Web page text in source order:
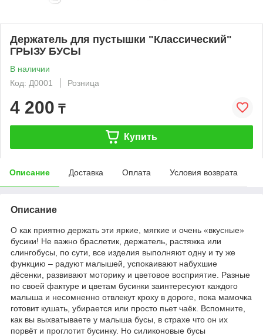
Держатель для пустышки "Классический"
ГРЫЗУ БУСЫ
В наличии
Код: Д0001
Розница
4 200 ₸
Купить
Описание Доставка Оплата Условия возврата
Описание
О как приятно держать эти яркие, мягкие и очень «вкусные»
бусики! Не важно браслетик, держатель, растяжка или
слингобусы, по сути, все изделия выполняют одну и ту же
функцию – радуют малышей, успокаивают набухшие
дёсенки, развивают моторику и цветовое восприятие Разные
по своей фактуре и цветам бусинки заинтересуют каждого
малыша и несомненно отвлекут кроху в дороге, пока мамочка
готовит кушать, убирается или просто пьет чаёк. Вспомните,
как вы выхватываете у малыша бусы, в страхе что он их
порвёт и проглотит бусинку. Но силиконовые бусы